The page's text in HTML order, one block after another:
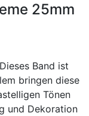
25mm
Band ist
bringen diese
Tönen
und Dekoration